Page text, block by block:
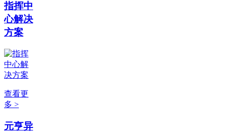
指挥中
心解决
方案
查看更
多 >
元亨异